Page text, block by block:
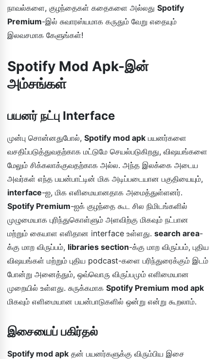
நாவல்களை, குழந்தைகள் கதைகளை அல்லது Spotify
Premium-இல் சுவாரஸ்யமாக கருதும் வேறு எதையும்
இலவசமாக கேளுங்கள்!
Spotify Mod Apk-இன்
அம்சங்கள்
பயனர் நட்பு Interface
முன்பு சொன்னதுபோல், Spotify mod apk பயனர்களை
வசதிப்படுத்துவதற்காக மட்டுமே செயல்படுகிறது, விஷயங்களை
மேலும் சிக்கலாக்குவதற்காக அல்ல. அந்த இலக்கை அடைய
அவர்கள் எந்த பயன்பாட்டின் மிக அடிப்படையான பகுதியையும்,
interface-ஐ, மிக எளிமையானதாக அமைத்துள்ளனர்.
Spotify Premium-ஐக் குழந்தை கூட சில நிமிடங்களில்
முழுமையாக புரிந்துகொள்ளும் அளவிற்கு மிகவும் நட்பான
மற்றும் கையாள எளிதான interface உள்ளது. search area-
க்கு மாற விருப்பம், libraries section-க்கு மாற விருப்பம், புதிய
விஷயங்கள் மற்றும் புதிய podcast-களை பரிந்துரைக்கும் இடம்
போன்று அனைத்தும், ஒவ்வொரு விருப்பமும் எளிமையான
முறையில் உள்ளது. சுருக்கமாக Spotify Premium mod apk
மிகவும் எளிமையான பயன்பாடுகளில் ஒன்று என்று கூறலாம்.
இசையைப் பகிர்தல்
Spotify mod apk தன் பயனர்களுக்கு விரும்பிய இசை